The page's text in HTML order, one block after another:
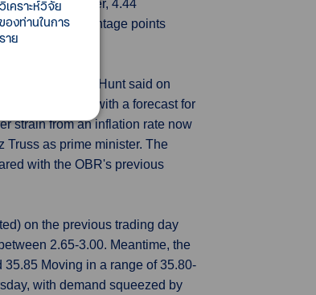
on-year number, 4.44
2.74 percentage points
minister Jeremy Hunt said on
year compared with a forecast for
strain from an inflation rate now
Truss as prime minister. The
with the OBR's previous
on the previous trading day
2.65-3.00. Meantime, the
Moving in a range of 35.80-
with demand squeezed by
คราะห์วิจัย
องท่านในการ
าย